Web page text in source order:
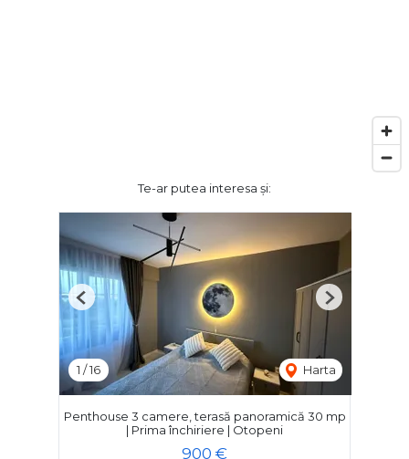
Te-ar putea interesa și:
1 /16 Harta
Previous Next
Penthouse 3 camere, terasă panoramică 30 mp
| Prima închiriere | Otopeni
900 €